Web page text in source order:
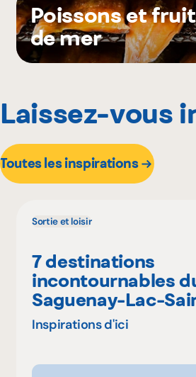
Poissons et
de mer
Laissez-vous
Toutes les inspirations
Sortie et loisir
7 destinations
incontournables
Saguenay-Lac-
Inspirations d'ici